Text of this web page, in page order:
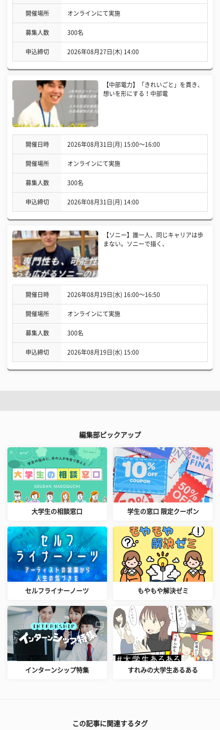
開催場所 オンラインにて実施
募集人数 300名
申込締切 2026年08月27日(木) 14:00
【中部電力】「きれいごと」を貫き、
想いを形にする！中部電
開催日時 2026年08月31日(月) 15:00〜16:00
開催場所 オンラインにて実施
募集人数 300名
申込締切 2026年08月31日(月) 14:00
【ソニー】誰一人、同じキャリアは歩
まない。ソニーで描く、
開催日時 2026年08月19日(水) 16:00〜16:50
開催場所 オンラインにて実施
募集人数 300名
申込締切 2026年08月19日(水) 15:00
編集部ピックアップ
大学生の相談窓口 学生の窓口 限定クーポン
セルフライナーノーツ もやもや解決ゼミ
インターンシップ特集 すれみの大学生あるある
この記事に関連するタグ